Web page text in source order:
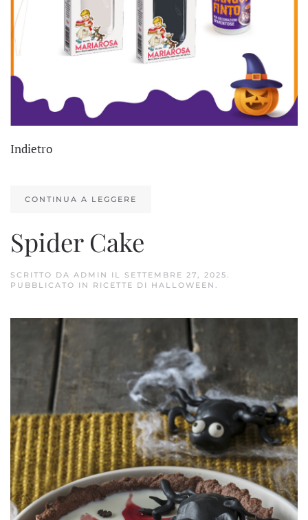
Indietro
CONTINUA A LEGGERE
Spider Cake
SCRITTO DA ADMIN IL SETTEMBRE 27, 2025.
PUBBLICATO IN RICETTE DI HALLOWEEN .